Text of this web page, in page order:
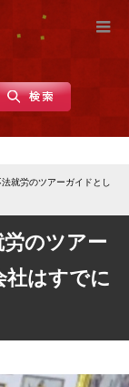
就労のツアーガイドとし
のツアー
社はすでに